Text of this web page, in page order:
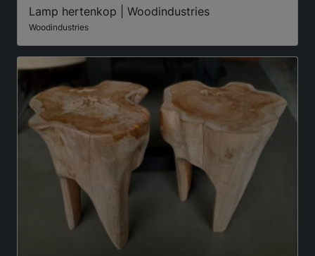
Lamp hertenkop | Woodindustries
Woodindustries